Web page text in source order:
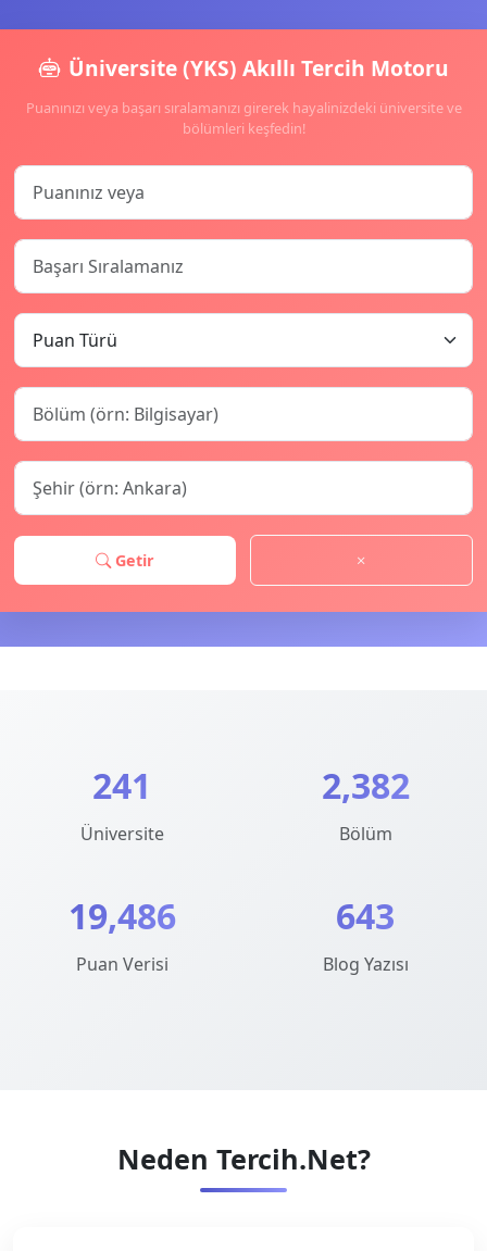
Üniversite (YKS) Akıllı Tercih Motoru
Puanınızı veya başarı sıralamanızı girerek hayalinizdeki üniversite ve
bölümleri keşfedin!
Getir
241
Üniversite
2,382
Bölüm
19,486
Puan Verisi
643
Blog Yazısı
Neden Tercih.Net?